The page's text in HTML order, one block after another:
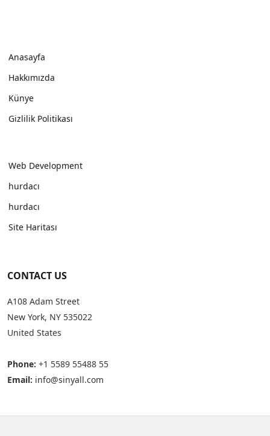
Anasayfa
Hakkımızda
Künye
Gizlilik Politikası
Web Development
hurdacı
hurdacı
Site Haritası
CONTACT US
A108 Adam Street
New York, NY 535022
United States
Phone: +1 5589 55488 55
Email: info@sinyall.com